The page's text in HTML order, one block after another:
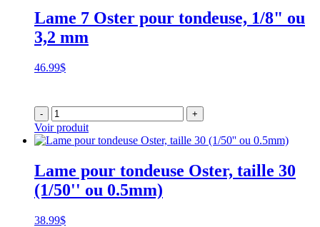
Lame 7 Oster pour tondeuse, 1/8" ou
3,2 mm
46.99$
- +
Voir produit
Lame pour tondeuse Oster, taille 30
(1/50'' ou 0.5mm)
38.99$